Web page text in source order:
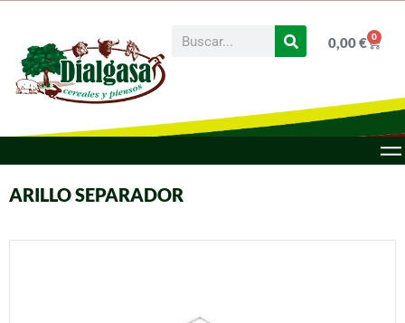
0,00€ 0
ARILLO SEPARADOR